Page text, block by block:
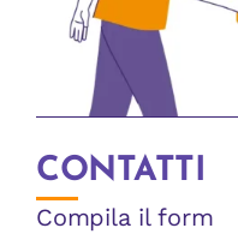
CONTATTI
Compila il form